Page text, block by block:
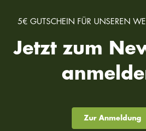
5€ GUTSCHEIN FÜR UNSEREN
Jetzt zum
Zur Anmeldung